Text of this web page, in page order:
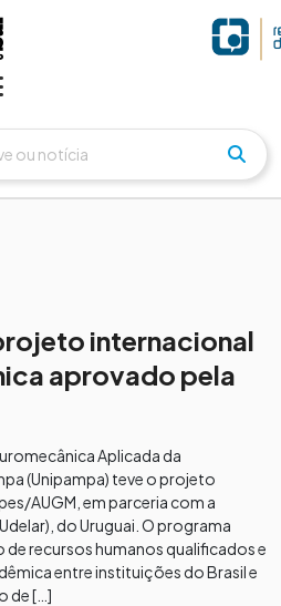
internacional
aprovado pela
Aplicada da
(Unipampa) teve o projeto
AUGM, em parceria com a
do Uruguai. O programa
recursos humanos qualificados e
entre instituições do Brasil e
de […]